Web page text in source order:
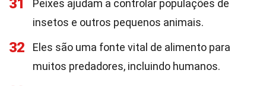
31
Peixes ajudam a controlar populações de
insetos e outros pequenos animais.
32
Eles são uma fonte vital de alimento para
muitos predadores, incluindo humanos.